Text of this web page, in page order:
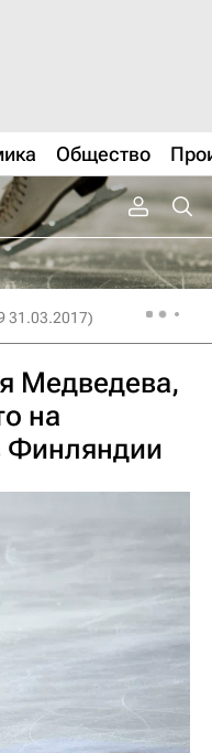
Общество
31.03.2017)
Медведева,
на
Финляндии